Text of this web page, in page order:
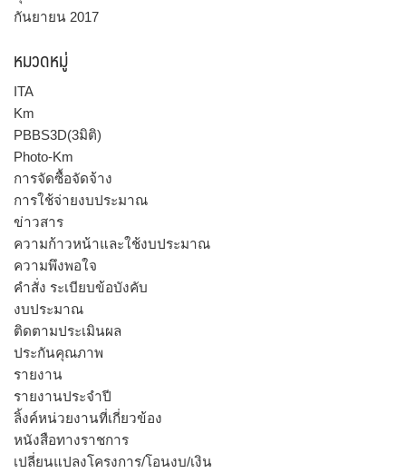
กันยายน 2017
หมวดหมู่
ITA
Km
PBBS3D(3มิติ)
Photo-Km
การจัดซื้อจัดจ้าง
การใช้จ่ายงบประมาณ
ข่าวสาร
ความก้าวหน้าและใช้งบประมาณ
ความพึงพอใจ
คำสั่ง ระเบียบข้อบังคับ
งบประมาณ
ติดตามประเมินผล
ประกันคุณภาพ
รายงาน
รายงานประจำปี
ลิ้งค์หน่วยงานที่เกี่ยวข้อง
หนังสือทางราชการ
เปลี่ยนแปลงโครงการ/โอนงบ/เงิน